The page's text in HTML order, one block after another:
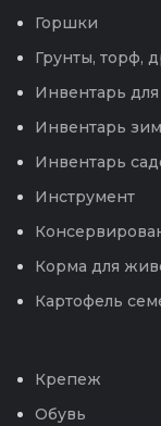
Горшки
Грунты, торф,
Инвентарь
Инвентарь
Инвентарь
Инструмент
Корма для
Картофель
Крепеж
Обувь